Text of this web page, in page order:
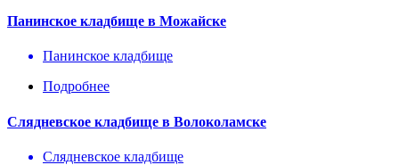
Панинское кладбище в Можайске
Панинское кладбище
Подробнее
Слядневское кладбище в Волоколамске
Слядневское кладбище